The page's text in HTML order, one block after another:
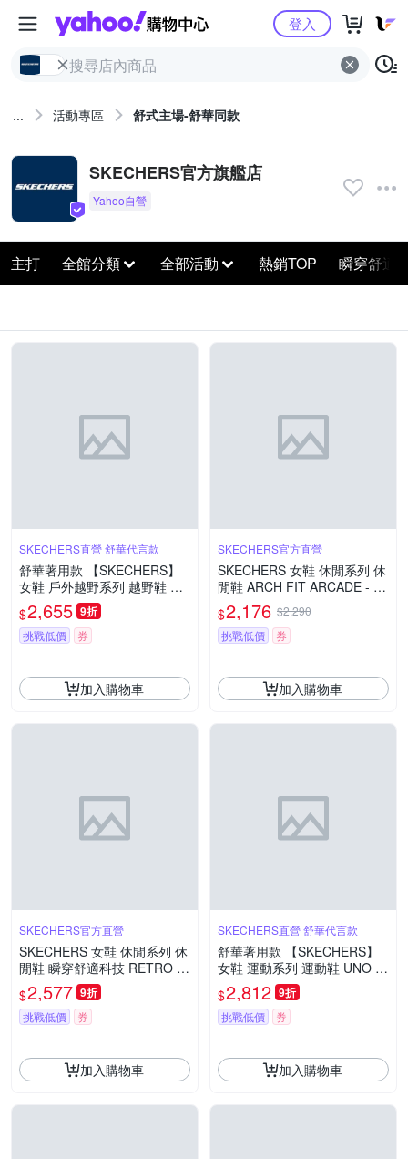
Yahoo購物中心
登入
... 活動專區 舒式主場-舒華同款
SKECHERS官方旗艦店
主打 全館分類 全部活動 熱銷TOP 瞬穿舒適
SKECHERS直營 舒華代言款
舒華著用款 【SKECHERS】
女鞋 戶外越野系列 越野鞋 SK
ECHERS D LUX PRO - 1802
61NTPK
$2,655 9折
挑戰低價 券
加入購物車
SKECHERS官方直營
SKECHERS 女鞋 休閒系列 休
閒鞋 ARCH FIT ARCADE - 17
7204WHT
$2,176 $2,290
挑戰低價
券
加入購物車
SKECHERS官方直營
SKECHERS 女鞋 休閒系列 休
閒鞋 瞬穿舒適科技 RETRO LI
TE - 104782BLSH
$2,577 9折
挑戰低價 券
加入購物車
SKECHERS直營 舒華代言款
舒華著用款 【SKECHERS】
女鞋 運動系列 運動鞋 UNO R
YZE - 177606WBK
$2,812 9折
挑戰低價 券
加入購物車